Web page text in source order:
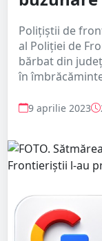
Polițiștii de
al Poliției de
bărbat din
în
9 aprilie 2023